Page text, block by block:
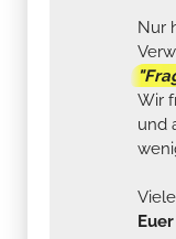
Nur
Wir
und